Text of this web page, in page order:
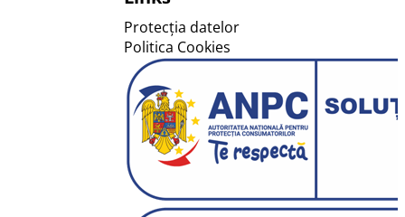
Protecția datelor
Politica Cookies